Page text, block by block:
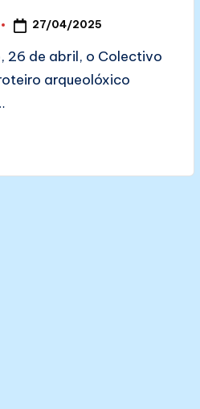
27/04/2025
26 de abril, o Colectivo
arqueolóxico